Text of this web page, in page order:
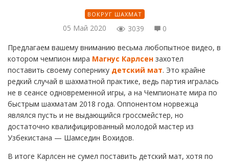
ВОКРУГ ШАХМАТ
05 Май 2020 3039
0
Предлагаем вашему вниманию весьма любопытное видео, в
котором чемпион мира Магнус Карлсен захотел
поставить своему сопернику детский мат. Это крайне
редкий случай в шахматной практике, ведь партия игралась
не в сеансе одновременной игры, а на Чемпионате мира по
быстрым шахматам 2018 года. Оппонентом норвежца
являлся пусть и не выдающийся гроссмейстер, но
достаточно квалифицированный молодой мастер из
Узбекистана — Шамседин Вохидов.
В итоге Карлсен не сумел поставить детский мат, хотя по